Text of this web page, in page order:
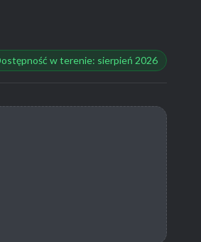
w terenie: sierpień 2026